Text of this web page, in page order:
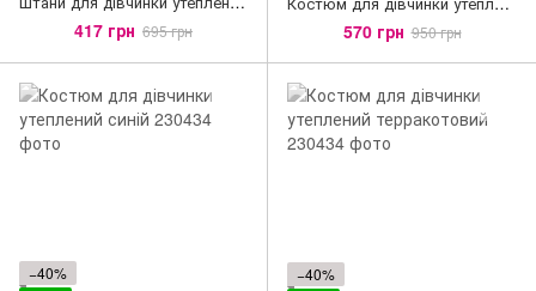
417 грн 695 грн 570 грн 950 грн
−40%
−40%